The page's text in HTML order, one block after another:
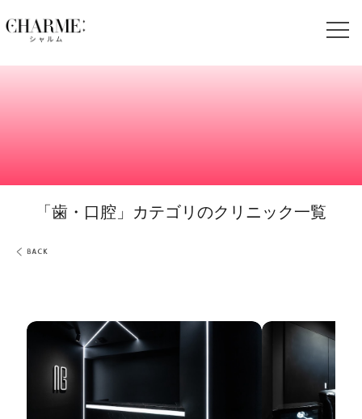
-クリニック-
「歯・口腔」カテゴリのクリニック一覧